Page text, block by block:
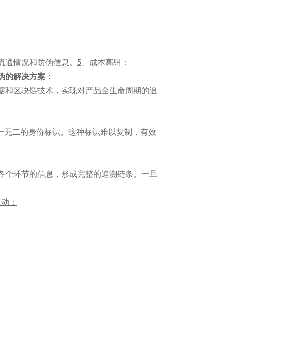
情况和防伪信息。 5 、成本高昂：
的解决方案：
区块链技术，实现对产品全生命周期的追
无二的身份标识。这种标识难以复制，有效
环节的信息，形成完整的追溯链条。一旦
：